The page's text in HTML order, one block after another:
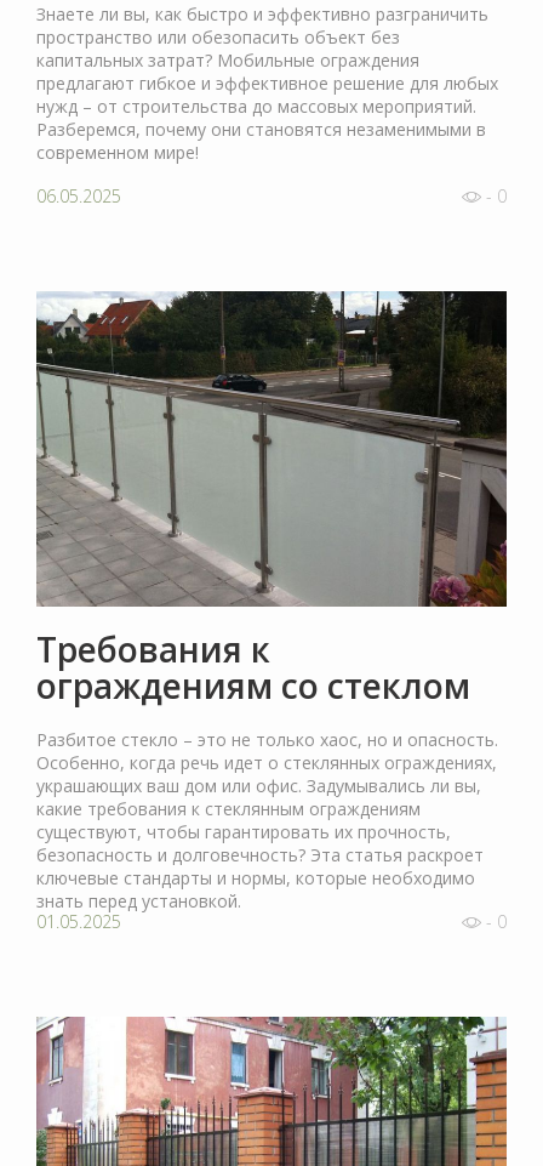
Знаете ли вы, как быстро и эффективно разграничить
пространство или обезопасить объект без
капитальных затрат? Мобильные ограждения
предлагают гибкое и эффективное решение для любых
нужд – от строительства до массовых мероприятий.
Разберемся, почему они становятся незаменимыми в
современном мире!
06.05.2025
- 0
Требования к
ограждениям со стеклом
Разбитое стекло – это не только хаос, но и опасность.
Особенно, когда речь идет о стеклянных ограждениях,
украшающих ваш дом или офис. Задумывались ли вы,
какие требования к стеклянным ограждениям
существуют, чтобы гарантировать их прочность,
безопасность и долговечность? Эта статья раскроет
ключевые стандарты и нормы, которые необходимо
знать перед установкой.
01.05.2025
- 0